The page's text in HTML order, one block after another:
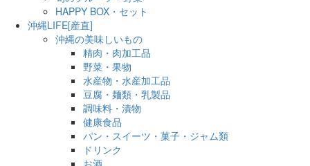
HAPPY BOX・セット
沖縄LIFE[産直]
沖縄の美味しいもの
精肉・肉加工品
野菜・果物
水産物・水産加工品
豆腐・麺類・乳製品
調味料・漬物
健康食品
パン・スイーツ・菓子・ジャム類
ドリンク
お酒